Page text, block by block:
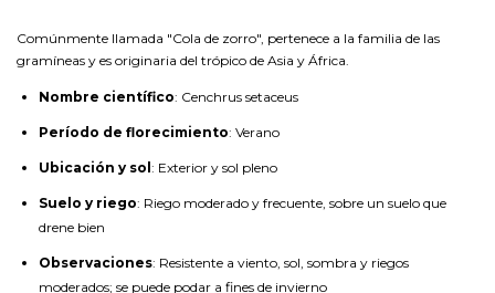
Comúnmente llamada "Cola de zorro", pertenece a la familia de las
gramíneas y es originaria del trópico de Asia y África.
Nombre científico: Cenchrus setaceus
Período de florecimiento: Verano
Ubicación y sol : Exterior y sol pleno
Suelo y riego: Riego moderado y frecuente, sobre un suelo que
drene bien
Observaciones: Resistente a viento, sol, sombra y riegos
moderados; se puede podar a fines de invierno